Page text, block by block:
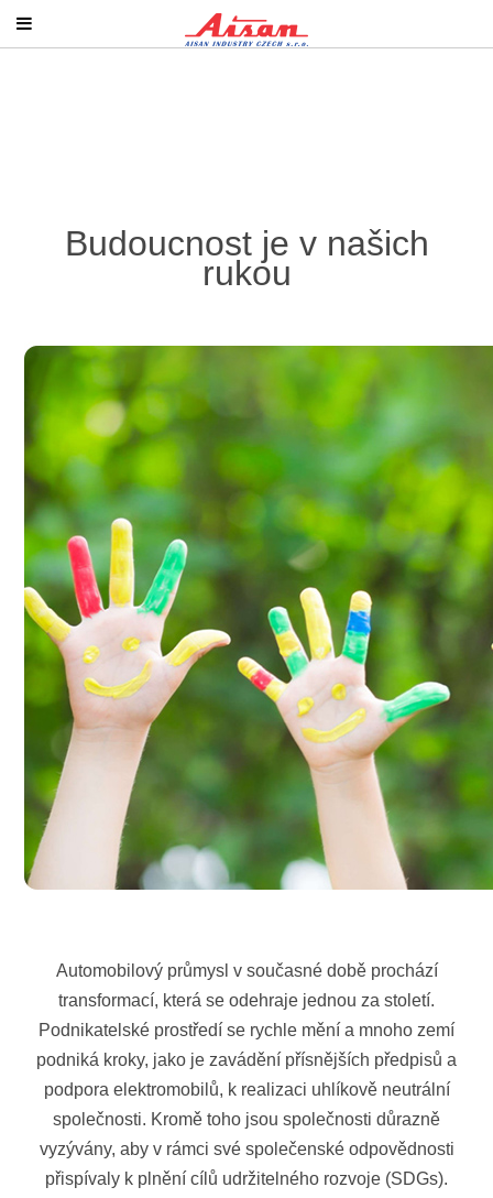
Budoucnost je v našich
rukou
Automobilový průmysl v současné době prochází
transformací, která se odehraje jednou za století.
Podnikatelské prostředí se rychle mění a mnoho zemí
podniká kroky, jako je zavádění přísnějších předpisů a
podpora elektromobilů, k realizaci uhlíkově neutrální
společnosti. Kromě toho jsou společnosti důrazně
vyzývány, aby v rámci své společenské odpovědnosti
přispívaly k plnění cílů udržitelného rozvoje (SDGs).